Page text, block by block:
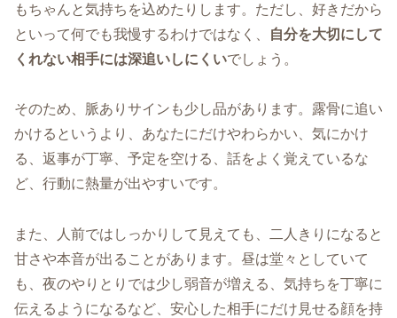
もちゃんと気持ちを込めたりします。ただし、好きだから
といって何でも我慢するわけではなく、
自分を大切にして
くれない相手には深追いしにくいでしょう。
そのため、脈ありサインも少し品があります。露骨に追い
かけるというより、あなたにだけやわらかい、気にかけ
る、返事が丁寧、予定を空ける、話をよく覚えているな
ど、行動に熱量が出やすいです。
また、人前ではしっかりして見えても、二人きりになると
甘さや本音が出ることがあります。昼は堂々としていて
も、夜のやりとりでは少し弱音が増える、気持ちを丁寧に
伝えるようになるなど、安心した相手にだけ見せる顔を持